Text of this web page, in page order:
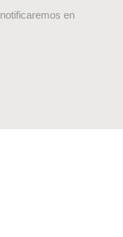
en